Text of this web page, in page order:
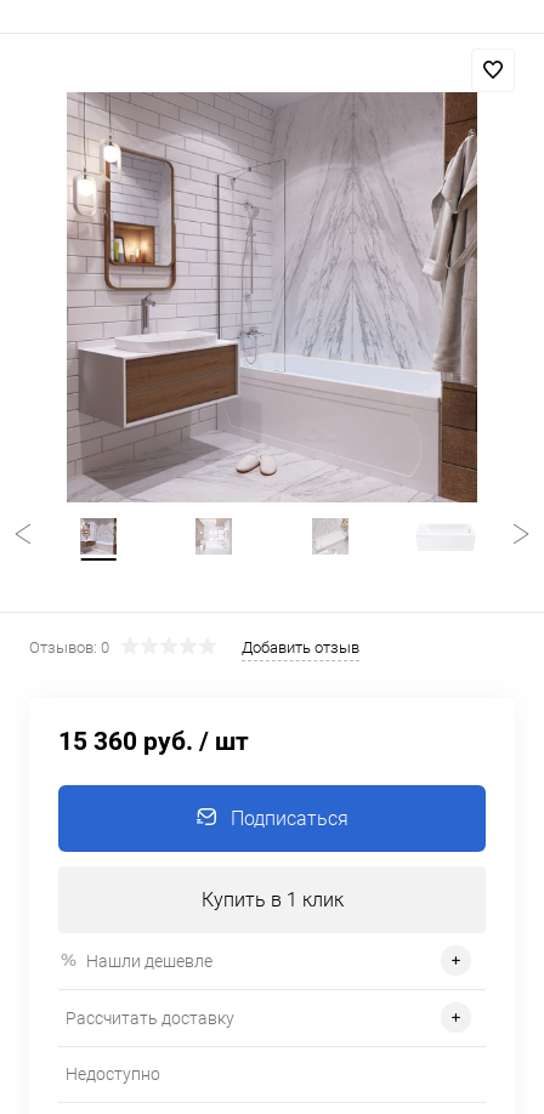
Отзывов: 0 Добавить отзыв
15 360 руб. / шт
Подписаться
Купить в 1 клик
Нашли дешевле
Рассчитать доставку
Недоступно